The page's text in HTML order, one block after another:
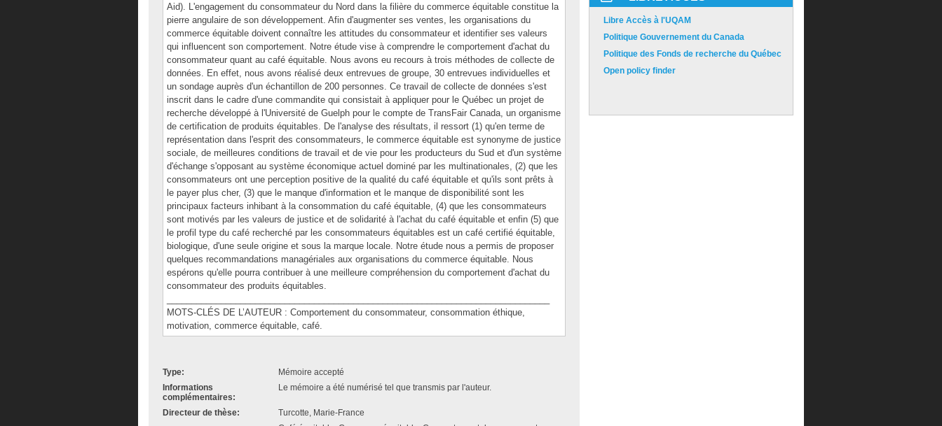
Aid). L'engagement du consommateur du Nord dans la filière du commerce équitable constitue la
pierre angulaire de son développement. Afin d'augmenter ses ventes, les organisations du
commerce équitable doivent connaître les attitudes du consommateur et identifier ses valeurs
qui influencent son comportement. Notre étude vise à comprendre le comportement d'achat du
consommateur quant au café équitable. Nous avons eu recours à trois méthodes de collecte de
données. En effet, nous avons réalisé deux entrevues de groupe, 30 entrevues individuelles et
un sondage auprès d'un échantillon de 200 personnes. Ce travail de collecte de données s'est
inscrit dans le cadre d'une commandite qui consistait à appliquer pour le Québec un projet de
recherche développé à l'Université de Guelph pour le compte de TransFair Canada, un organisme
de certification de produits équitables. De l'analyse des résultats, il ressort (1) qu'en terme de
représentation dans l'esprit des consommateurs, le commerce équitable est synonyme de justice
sociale, de meilleures conditions de travail et de vie pour les producteurs du Sud et d'un système
d'échange s'opposant au système économique actuel dominé par les multinationales, (2) que les
consommateurs ont une perception positive de la qualité du café équitable et qu'ils sont prêts à
le payer plus cher, (3) que le manque d'information et le manque de disponibilité sont les
principaux facteurs inhibant à la consommation du café équitable, (4) que les consommateurs
sont motivés par les valeurs de justice et de solidarité à l'achat du café équitable et enfin (5) que
le profil type du café recherché par les consommateurs équitables est un café certifié équitable,
biologique, d'une seule origine et sous la marque locale. Notre étude nous a permis de proposer
quelques recommandations managériales aux organisations du commerce équitable. Nous
espérons qu'elle pourra contribuer à une meilleure compréhension du comportement d'achat du
consommateur des produits équitables.
MOTS-CLÉS DE L’AUTEUR : Comportement du consommateur, consommation éthique,
motivation, commerce équitable, café.
Type:
Mémoire accepté
Informations
complémentaires:
Le mémoire a été numérisé tel que transmis par l'auteur.
Directeur de thèse:
Turcotte, Marie-France
Libre Accès à l'UQAM
Politique Gouvernement du Canada
Politique des Fonds de recherche du Québec
Open policy finder